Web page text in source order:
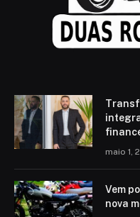
maio 1,
Vem
nova